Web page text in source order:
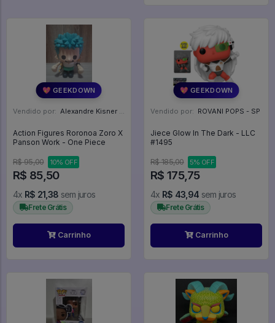
💖 GEEKDOWN
Vendido por: Alexandre Kisner - PR
Action Figures Roronoa Zoro X
Panson Work - One Piece
R$ 95,00 10% OFF
R$ 85,50
4x R$ 21,38 sem juros
Frete Grátis
Carrinho
💖 GEEKDOWN
Vendido por: ROVANI POPS - SP
Jiece Glow In The Dark - LLC
#1495
R$ 185,00 5% OFF
R$ 175,75
4x R$ 43,94 sem juros
Frete Grátis
Carrinho